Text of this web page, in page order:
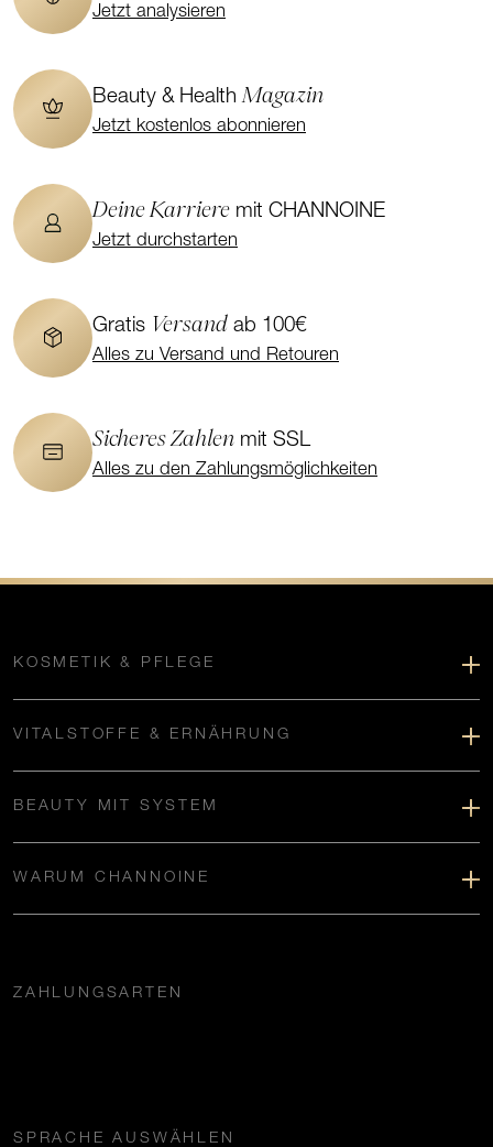
Jetzt analysieren
Beauty & HealthMagazin
Jetzt kostenlos abonnieren
Deine Karriere mit CHANNOINE
Jetzt durchstarten
Gratis Versand ab 100€
Alles zu Versand und Retouren
Sicheres Zahlen mit SSL
Alles zu den Zahlungsmöglichkeiten
KOSMETIK & PFLEGE
VITALSTOFFE & ERNÄHRUNG
BEAUTY MIT SYSTEM
WARUM CHANNOINE
ZAHLUNGSARTEN
SPRACHE AUSWÄHLEN